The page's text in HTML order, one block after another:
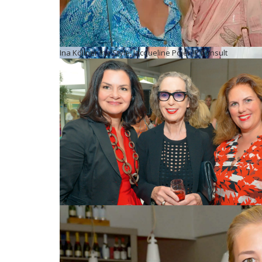
Ina Köllner Ina Style, Jacqueline Pojer JP Consult
Konstanze Braun Apart PR, Nane Mundt Leopard Proj.,
Hecker HH-Abendblatt